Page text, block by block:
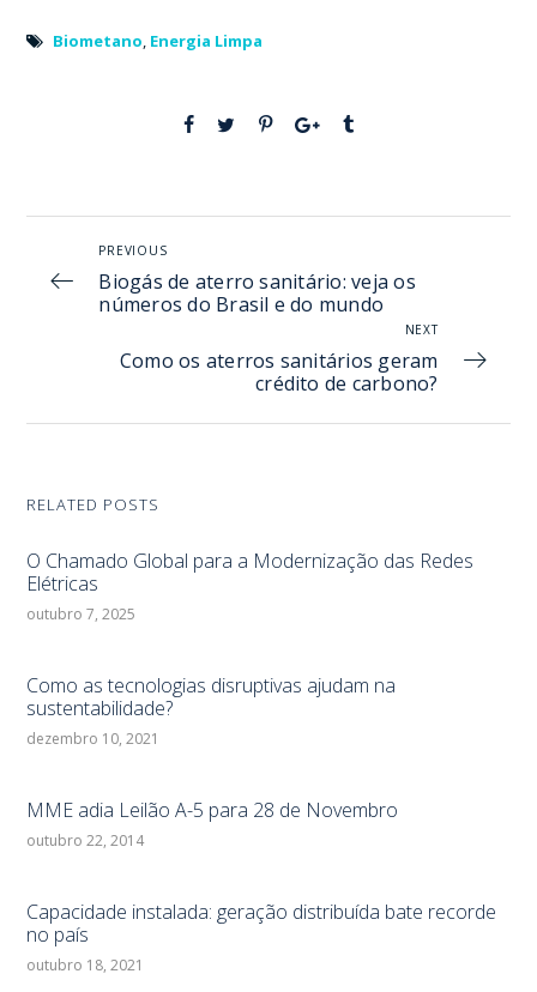
Biometano, Energia Limpa
PREVIOUS
Biogás de aterro sanitário: veja os
números do Brasil e do mundo
NEXT
Como os aterros sanitários geram
crédito de carbono?
RELATED POSTS
O Chamado Global para a Modernização das Redes
Elétricas
outubro 7, 2025
Como as tecnologias disruptivas ajudam na
sustentabilidade?
dezembro 10, 2021
MME adia Leilão A-5 para 28 de Novembro
outubro 22, 2014
Capacidade instalada: geração distribuída bate recorde
no país
outubro 18, 2021